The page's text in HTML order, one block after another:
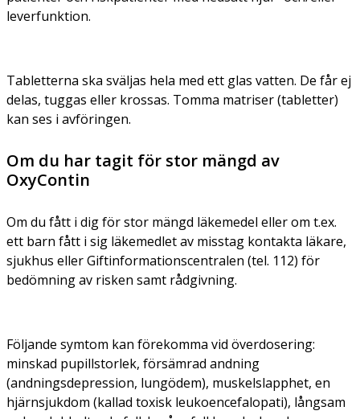
leverfunktion.
Tabletterna ska sväljas hela med ett glas vatten. De får ej
delas, tuggas eller krossas. Tomma matriser (tabletter)
kan ses i avföringen.
Om du har tagit för stor mängd av
OxyContin
Om du fått i dig för stor mängd läkemedel eller om t.ex.
ett barn fått i sig läkemedlet av misstag kontakta läkare,
sjukhus eller Giftinformationscentralen (tel. 112) för
bedömning av risken samt rådgivning.
Följande symtom kan förekomma vid överdosering:
minskad pupillstorlek, försämrad andning
(andningsdepression, lungödem), muskelslapphet, en
hjärnsjukdom (kallad toxisk leukoencefalopati), långsam